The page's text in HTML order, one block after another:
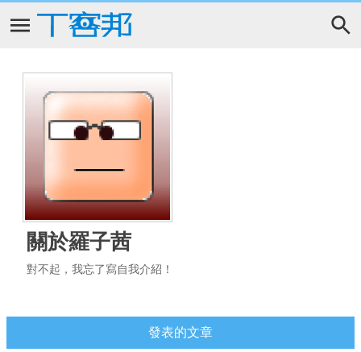
關於羅子茜
對不起，我忘了寫自我介紹！
發表的文章